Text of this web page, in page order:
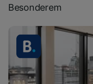
Besonderem